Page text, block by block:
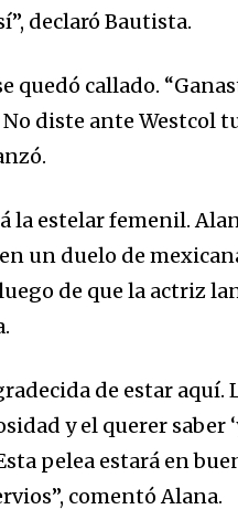
declaró Bautista.
quedó callado.
diste ante Westcol
la estelar femenil.
un duelo de
de que la actriz
de estar aquí.
y el querer saber
pelea estará en
comentó Alana.